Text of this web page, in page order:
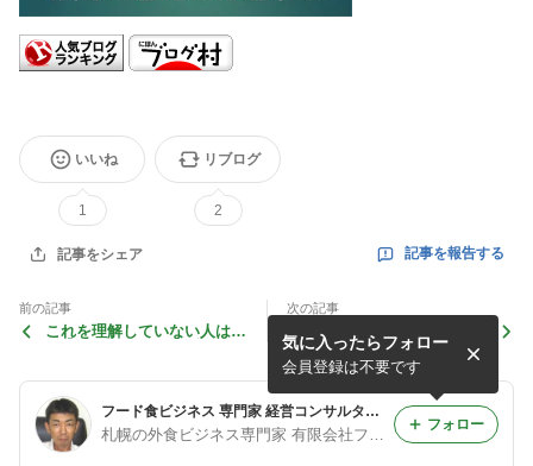
いいね
1
リブログ
2
記事をシェア 記事を報告する
前の記事
これを理解していない人は
次の記事
♬ ｢いつものアレ｣ … それ
が、いつも通りに提供されな
いと …
フード食ビジネス 専門家 経営コンサルタント 飲食店 活性化 プロデュース 太田耕平 札幌 北海道 ファインド ブログ
札幌の外食ビジネス専門家 有限会社ファインド 太田耕平
気に入ったらフォロー
会員登録は不要です
フォロー